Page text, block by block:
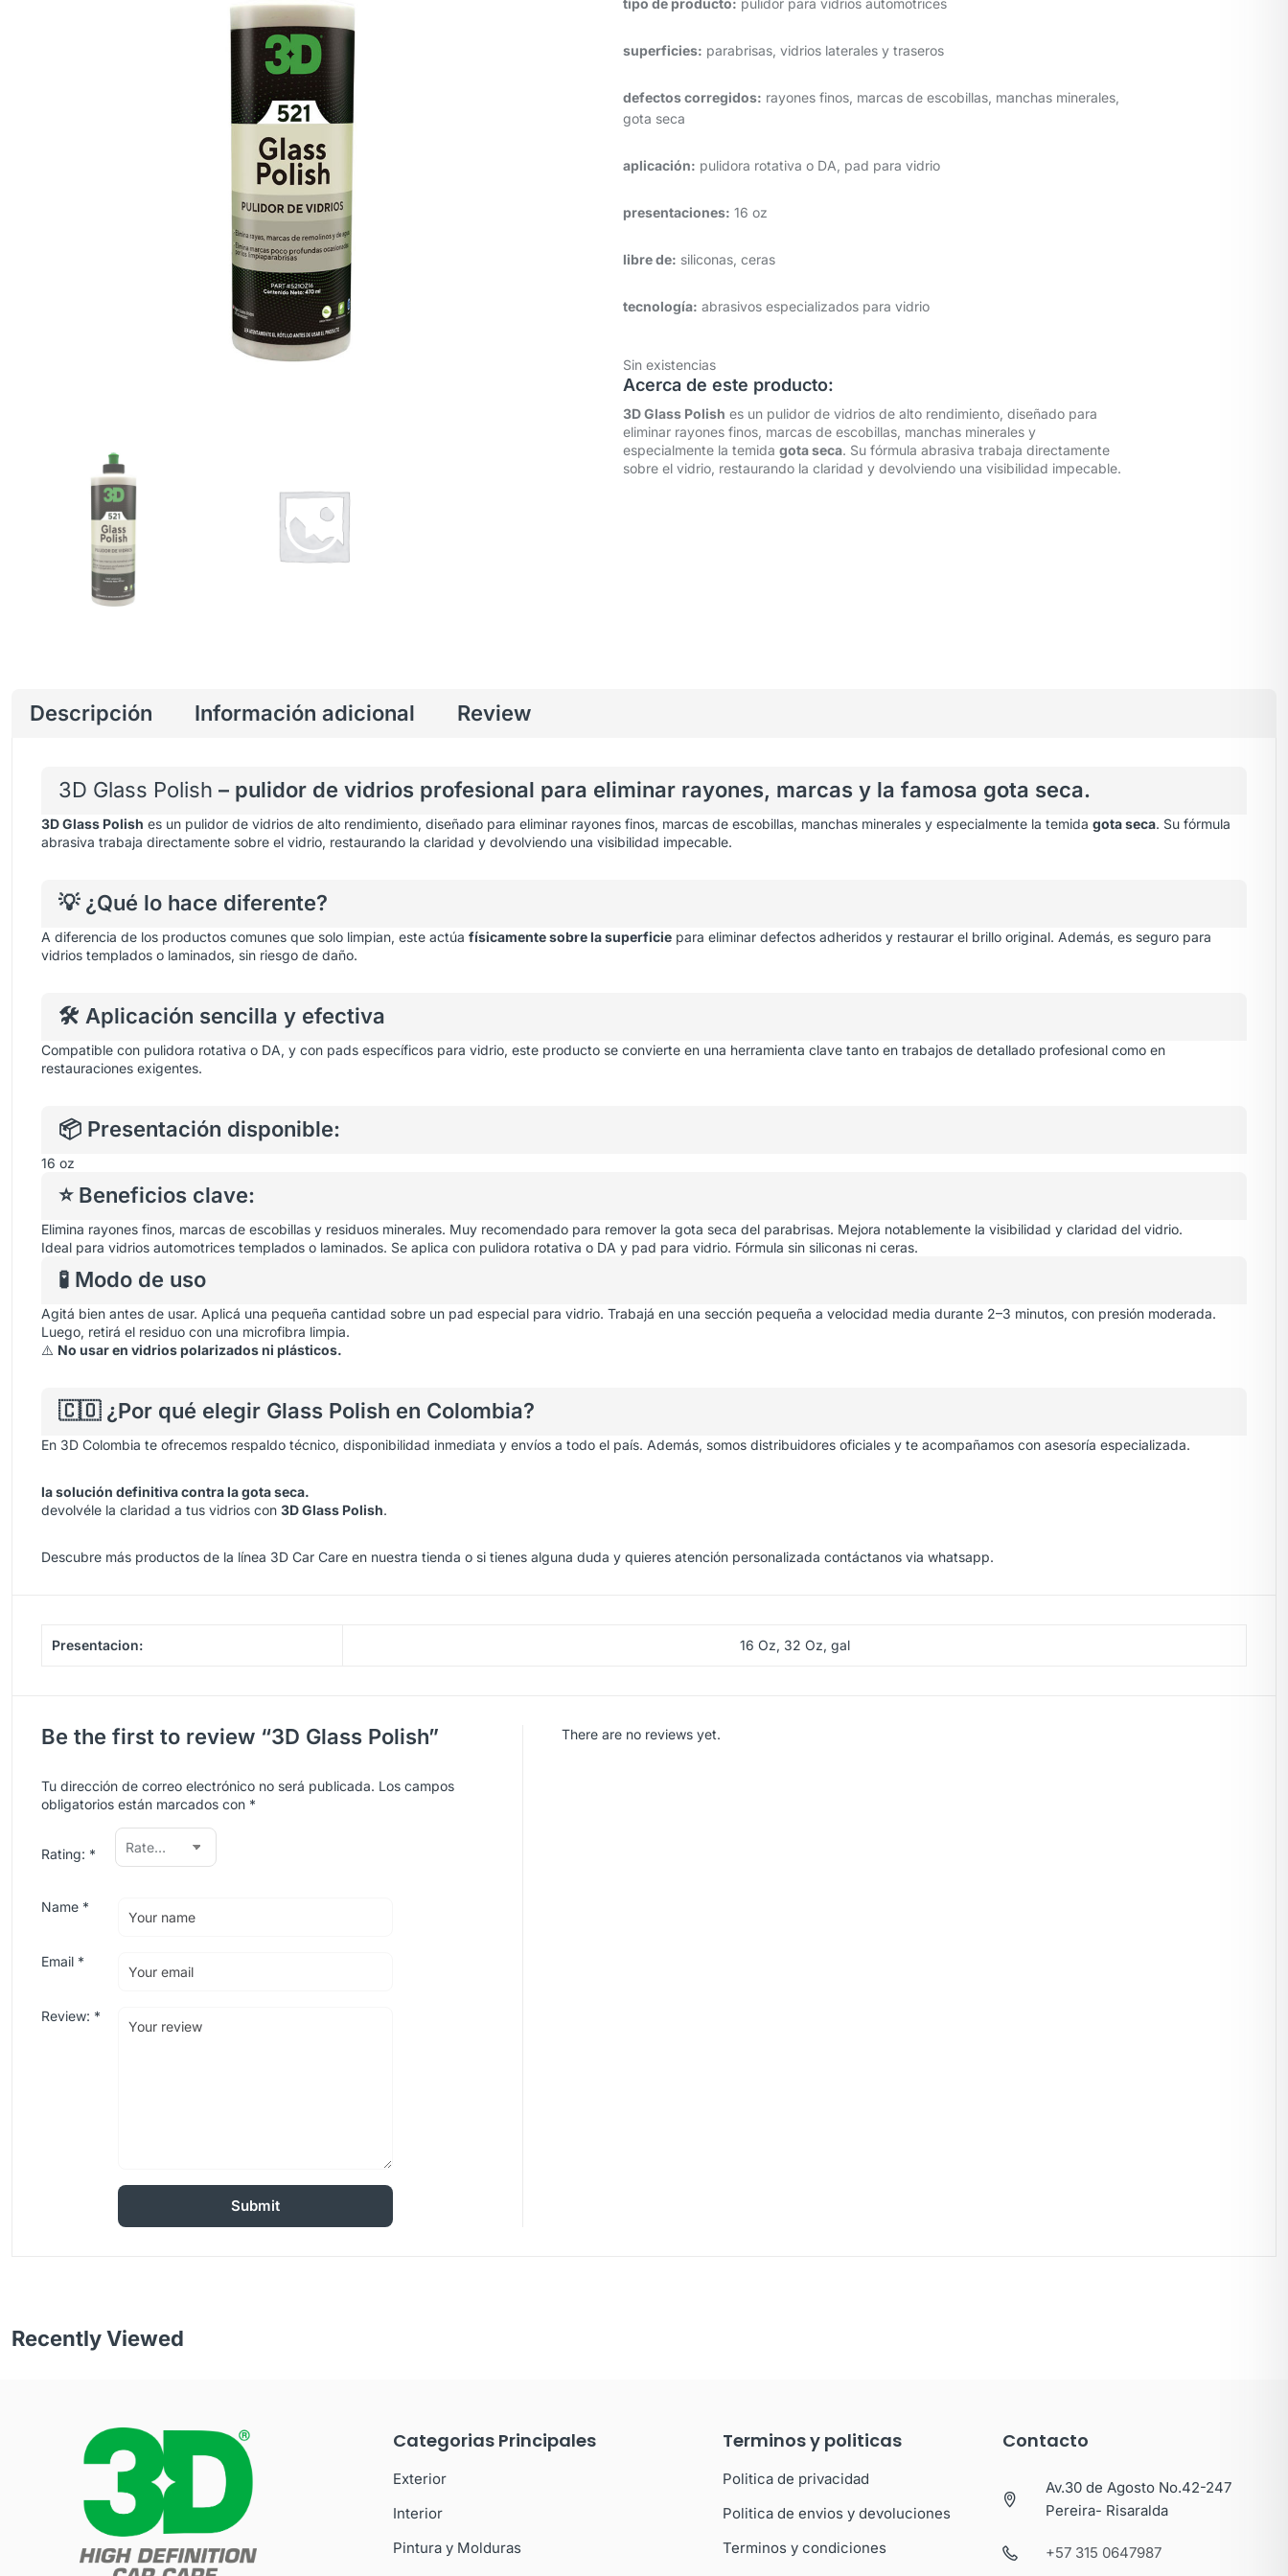
tipo de producto: pulidor para vidrios automotrices
superficies: parabrisas, vidrios laterales y traseros
defectos corregidos: rayones finos, marcas de escobillas, manchas minerales,
gota seca
aplicación: pulidora rotativa o DA, pad para vidrio
presentaciones: 16 oz
libre de: siliconas, ceras
tecnología: abrasivos especializados para vidrio
Sin existencias
Acerca de este producto:
3D Glass Polish es un pulidor de vidrios de alto rendimiento, diseñado para
eliminar rayones finos, marcas de escobillas, manchas minerales y
especialmente la temida gota seca. Su fórmula abrasiva trabaja directamente
sobre el vidrio, restaurando la claridad y devolviendo una visibilidad impecable.
Descripción Información adicional Review
3D Glass Polish – pulidor de vidrios profesional para eliminar rayones, marcas y la famosa gota seca.
3D Glass Polish es un pulidor de vidrios de alto rendimiento, diseñado para eliminar rayones finos, marcas de escobillas, manchas minerales y especialmente la temida gota seca. Su fórmula
abrasiva trabaja directamente sobre el vidrio, restaurando la claridad y devolviendo una visibilidad impecable.
💡 ¿Qué lo hace diferente?
A diferencia de los productos comunes que solo limpian, este actúa físicamente sobre la superficie para eliminar defectos adheridos y restaurar el brillo original. Además, es seguro para
vidrios templados o laminados, sin riesgo de daño.
🛠️ Aplicación sencilla y efectiva
Compatible con pulidora rotativa o DA, y con pads específicos para vidrio, este producto se convierte en una herramienta clave tanto en trabajos de detallado profesional como en
restauraciones exigentes.
📦 Presentación disponible:
16 oz
⭐ Beneficios clave:
Elimina rayones finos, marcas de escobillas y residuos minerales. Muy recomendado para remover la gota seca del parabrisas. Mejora notablemente la visibilidad y claridad del vidrio.
Ideal para vidrios automotrices templados o laminados. Se aplica con pulidora rotativa o DA y pad para vidrio. Fórmula sin siliconas ni ceras.
🧪 Modo de uso
Agitá bien antes de usar. Aplicá una pequeña cantidad sobre un pad especial para vidrio. Trabajá en una sección pequeña a velocidad media durante 2–3 minutos, con presión moderada.
Luego, retirá el residuo con una microfibra limpia.
⚠️ No usar en vidrios polarizados ni plásticos.
🇨🇴 ¿Por qué elegir Glass Polish en Colombia?
En 3D Colombia te ofrecemos respaldo técnico, disponibilidad inmediata y envíos a todo el país. Además, somos distribuidores oficiales y te acompañamos con asesoría especializada.
la solución definitiva contra la gota seca.
devolvéle la claridad a tus vidrios con 3D Glass Polish.
Descubre más productos de la línea 3D Car Care en nuestra tienda o si tienes alguna duda y quieres atención personalizada contáctanos via whatsapp.
Presentacion: 16 Oz, 32 Oz, gal
Be the first to review “3D Glass Polish”
Tu dirección de correo electrónico no será publicada. Los campos
obligatorios están marcados con *
Rating: *
Review: *
Name *
Email *
There are no reviews yet.
Recently Viewed
Categorias Principales
Exterior
Interior
Pintura y Molduras
Terminos y politicas
Politica de privacidad
Politica de envios y devoluciones
Terminos y condiciones
Contacto
Av.30 de Agosto No.42-247
Pereira- Risaralda
+57 315 0647987